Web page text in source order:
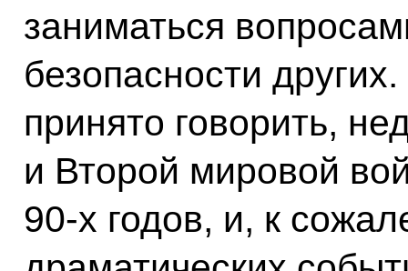
заниматься
безопасности
принято говорить,
и Второй мировой
90-х годов, и, к